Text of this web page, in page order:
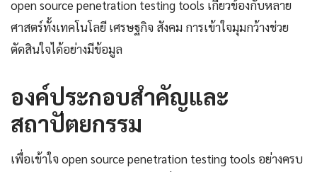
open source penetration testing tools เกี่ยวข้องกับหลาย
ศาสตร์ทั้งเทคโนโลยี เศรษฐกิจ สังคม การเข้าใจมุมกว้างช่วย
ตัดสินใจได้อย่างมีข้อมูล
องค์ประกอบสำคัญและ
สถาปัตยกรรม
เพื่อเข้าใจ open source penetration testing tools อย่างครบ